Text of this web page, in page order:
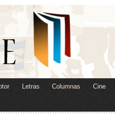
Letras Columnas Cine